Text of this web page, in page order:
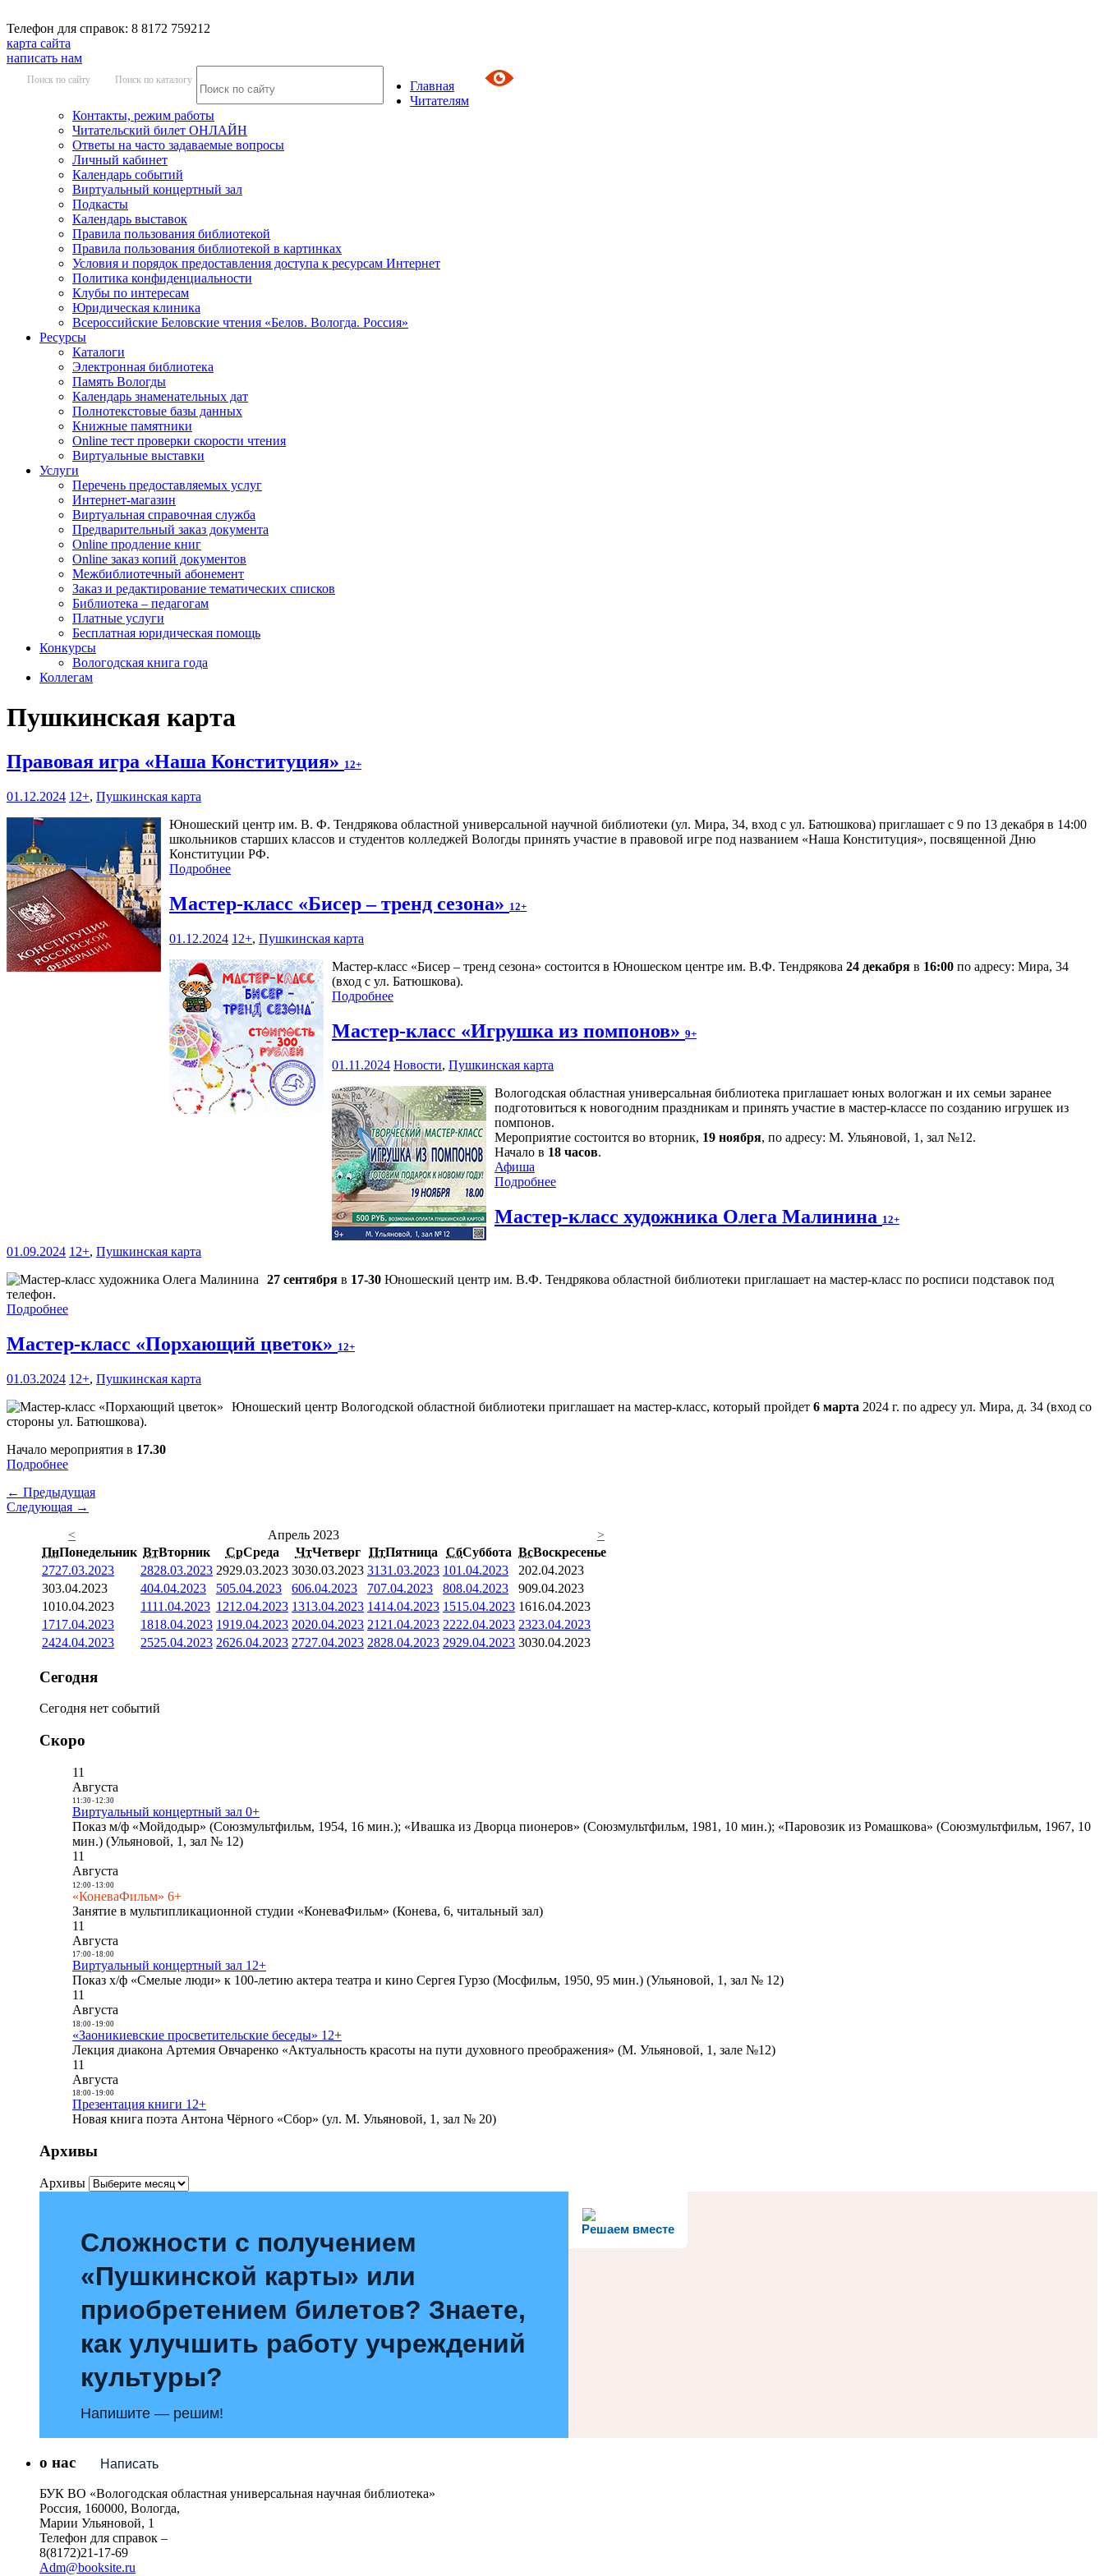
Телефон для справок: 8 8172 759212
карта сайта
написать нам
Поиск по сайту Поиск по каталогу
Главная
Читателям
Контакты, режим работы
Читательский билет ОНЛАЙН
Ответы на часто задаваемые вопросы
Личный кабинет
Календарь событий
Виртуальный концертный зал
Подкасты
Календарь выставок
Правила пользования библиотекой
Правила пользования библиотекой в картинках
Условия и порядок предоставления доступа к ресурсам Интернет
Политика конфиденциальности
Клубы по интересам
Юридическая клиника
Всероссийские Беловские чтения «Белов. Вологда. Россия»
Ресурсы
Каталоги
Электронная библиотека
Память Вологды
Календарь знаменательных дат
Полнотекстовые базы данных
Книжные памятники
Online тест проверки скорости чтения
Виртуальные выставки
Услуги
Перечень предоставляемых услуг
Интернет-магазин
Виртуальная справочная служба
Предварительный заказ документа
Online продление книг
Online заказ копий документов
Межбиблиотечный абонемент
Заказ и редактирование тематических списков
Библиотека – педагогам
Платные услуги
Бесплатная юридическая помощь
Конкурсы
Вологодская книга года
Коллегам
Пушкинская карта
Правовая игра «Наша Конституция» 12+
01.12.2024 12+, Пушкинская карта
Юношеский центр им. В. Ф. Тендрякова областной универсальной научной библиотеки (ул. Мира, 34, вход с ул. Батюшкова) приглашает с 9 по 13 декабря в 14:00
школьников старших классов и студентов колледжей Вологды принять участие в правовой игре под названием «Наша Конституция», посвященной Дню
Конституции РФ.
Подробнее
Мастер-класс «Бисер – тренд сезона» 12+
01.12.2024 12+, Пушкинская карта
Мастер-класс «Бисер – тренд сезона» состоится в Юношеском центре им. В.Ф. Тендрякова 24 декабря в 16:00 по адресу: Мира, 34
(вход с ул. Батюшкова).
Подробнее
Мастер-класс «Игрушка из помпонов» 9+
01.11.2024 Новости, Пушкинская карта
Вологодская областная универсальная библиотека приглашает юных вологжан и их семьи заранее
подготовиться к новогодним праздникам и принять участие в мастер-классе по созданию игрушек из
помпонов.
Мероприятие состоится во вторник, 19 ноября, по адресу: М. Ульяновой, 1, зал №12.
Начало в 18 часов.
Афиша
Подробнее
Мастер-класс художника Олега Малинина 12+
01.09.2024 12+, Пушкинская карта
27 сентября в 17-30 Юношеский центр им. В.Ф. Тендрякова областной библиотеки приглашает на мастер-класс по росписи подставок под
телефон.
Подробнее
Мастер-класс «Порхающий цветок» 12+
01.03.2024 12+, Пушкинская карта
Юношеский центр Вологодской областной библиотеки приглашает на мастер-класс, который пройдет 6 марта 2024 г. по адресу ул. Мира, д. 34 (вход со
стороны ул. Батюшкова).
Начало мероприятия в 17.30
Подробнее
← Предыдущая
Следующая →
<
Апрель 2023
>
ПнПонедельник ВтВторник СрСреда ЧтЧетверг ПтПятница СбСуббота ВсВоскресенье
2727.03.2023 2828.03.2023 2929.03.2023 3030.03.2023 3131.03.2023 101.04.2023 202.04.2023
303.04.2023 404.04.2023 505.04.2023 606.04.2023 707.04.2023 808.04.2023 909.04.2023
1010.04.2023 1111.04.2023 1212.04.2023 1313.04.2023 1414.04.2023 1515.04.2023 1616.04.2023
1717.04.2023 1818.04.2023 1919.04.2023 2020.04.2023 21 21.04.2023 2222.04.2023 2323.04.2023
2424.04.2023 2525.04.2023 2626.04.2023 2727.04.2023 2828.04.2023 2929.04.2023 3030.04.2023
Сегодня
Сегодня нет событий
Скоро
11
Августа
11:30- 12:30
Виртуальный концертный зал 0+
Показ м/ф «Мойдодыр» (Союзмультфильм, 1954, 16 мин.); «Ивашка из Дворца пионеров» (Союзмультфильм, 1981, 10 мин.); «Паровозик из Ромашкова» (Союзмультфильм, 1967, 10
мин.) (Ульяновой, 1, зал № 12)
11
Августа
12:00- 13:00
«КоневаФильм» 6+
Занятие в мультипликационной студии «КоневаФильм» (Конева, 6, читальный зал)
11
Августа
17:00- 18:00
Виртуальный концертный зал 12+
Показ х/ф «Смелые люди» к 100-летию актера театра и кино Сергея Гурзо (Мосфильм, 1950, 95 мин.) (Ульяновой, 1, зал № 12)
11
Августа
18:00- 19:00
«Заоникиевские просветительские беседы» 12+
Лекция диакона Артемия Овчаренко «Актуальность красоты на пути духовного преображения» (М. Ульяновой, 1, зале №12)
11
Августа
18:00- 19:00
Презентация книги 12+
Новая книга поэта Антона Чёрного «Сбор» (ул. М. Ульяновой, 1, зал № 20)
Архивы
Архивы
Решаем вместе
Сложности с получением
«Пушкинской карты» или
приобретением билетов? Знаете,
как улучшить работу учреждений
культуры?
Напишите — решим!
Написать
о нас
БУК ВО «Вологодская областная универсальная научная библиотека»
Россия, 160000, Вологда,
Марии Ульяновой, 1
Телефон для справок –
8(8172)21-17-69
Adm@booksite.ru